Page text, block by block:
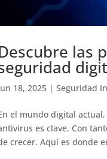
las
18, 2025 |Seguridad
el mundo digital
es clave. Con
crecer. Aquí es donde